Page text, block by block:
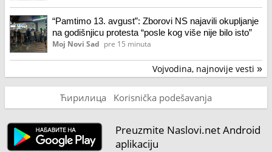
“Pamtimo 13. avgust”: Zborovi NS najavili okupljanje
na godišnjicu protesta “posle kog više nije bilo isto”
Moj Novi Sad pre 15 minuta
Vojvodina, najnovije vesti »
Ћирилица Korisnička podešavanja
Preuzmite Naslovi.net Android
aplikaciju